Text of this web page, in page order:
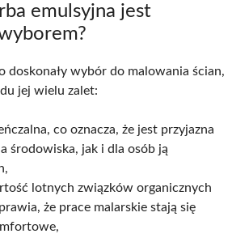
emulsyjna jest
doskonały wybór do malowania ścian,
jej wielu zalet:
co oznacza, że jest przyjazna
środowiska, jak i dla osób ją
lotnych związków organicznych
że prace malarskie stają się